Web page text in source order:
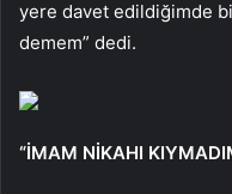
yere davet edildiğimde
demem” dedi.
“İMAM NİKAHI